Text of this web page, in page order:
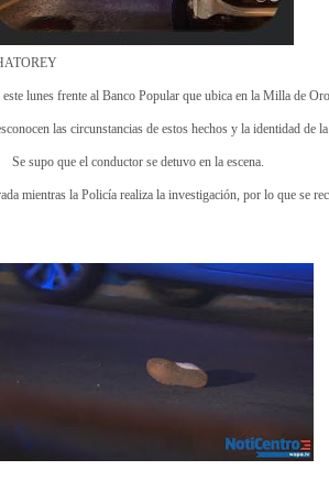
lunes frente al Banco Popular que ubica en la Milla de
las circunstancias de estos hechos y la identidad de
Se supo que el conductor se detuvo en la escena.
mientras la Policía realiza la investigación, por lo que se